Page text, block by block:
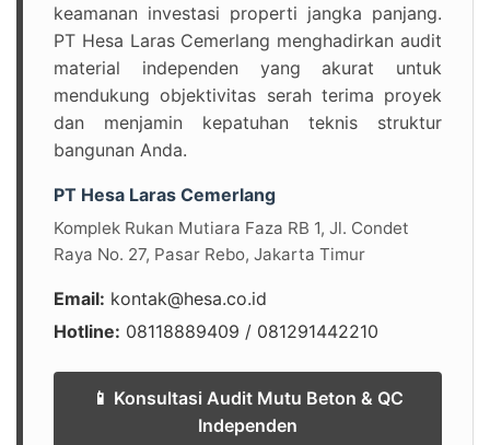
keamanan investasi properti jangka panjang.
PT Hesa Laras Cemerlang menghadirkan audit
material independen yang akurat untuk
mendukung objektivitas serah terima proyek
dan menjamin kepatuhan teknis struktur
bangunan Anda.
PT Hesa Laras Cemerlang
Komplek Rukan Mutiara Faza RB 1, Jl. Condet
Raya No. 27, Pasar Rebo, Jakarta Timur
Email: kontak@hesa.co.id
Hotline: 08118889409 / 081291442210
📱 Konsultasi Audit Mutu Beton & QC
Independen